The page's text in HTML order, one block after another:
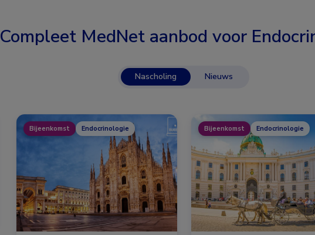
Compleet MedNet aanbod voor
Nascholing Nieuws
Bijeenkomst Endocrinologie Bijeenkomst Endocrinologie